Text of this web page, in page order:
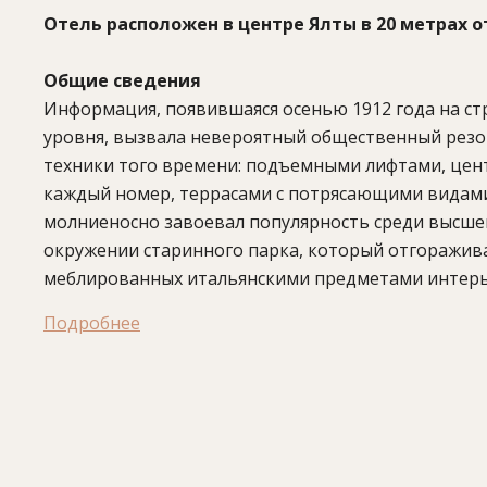
Отель расположен в центре Ялты в 20 метрах
Общие сведения
Информация, появившаяся осенью 1912 года на
уровня, вызвала невероятный общественный
техники того времени: подъемными лифтами,
каждый номер, террасами с потрясающими
молниеносно завоевал популярность среди
окружении старинного парка, который
меблированных итальянскими предметами
В отеле:ресторан, открытый подогреваемый
Подробнее